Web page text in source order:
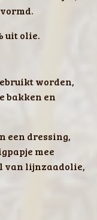
uit olie.
worden,
bakken en
een dressing,
mee
van lijnzaadolie,